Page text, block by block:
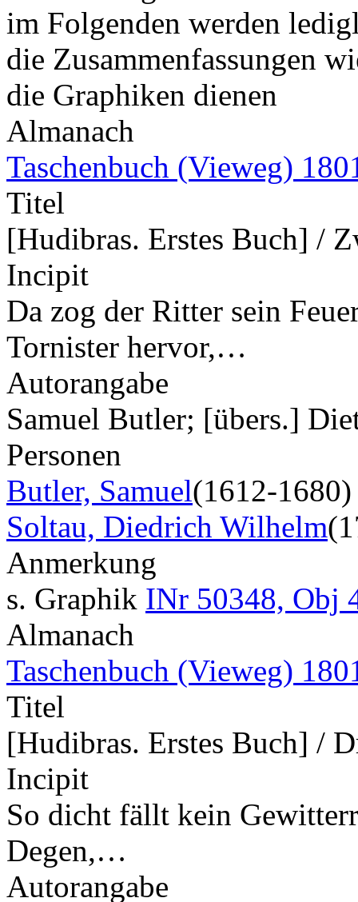
im Folgenden werden
die Zusammenfassungen
die Graphiken dienen
Almanach
Taschenbuch (Vieweg)
Titel
[Hudibras. Erstes Buch] /
Incipit
Da zog der Ritter sein
Tornister hervor,…
Autorangabe
Samuel Butler; [übers.]
Personen
Butler, Samuel(1612-1680)
Soltau, Diedrich Wilhelm
Anmerkung
s. Graphik INr 50348, Obj
Almanach
Taschenbuch (Vieweg)
Titel
[Hudibras. Erstes Buch] /
Incipit
So dicht fällt kein
Degen,…
Autorangabe